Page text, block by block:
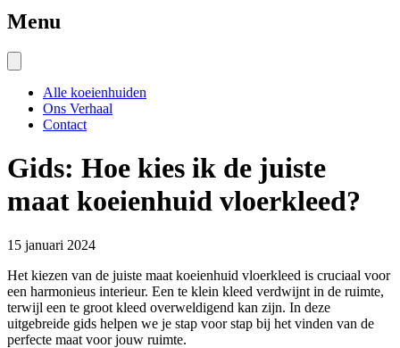
Menu
Alle koeienhuiden
Ons Verhaal
Contact
Gids: Hoe kies ik de juiste
maat koeienhuid vloerkleed?
15 januari 2024
Het kiezen van de juiste maat koeienhuid vloerkleed is cruciaal voor
een harmonieus interieur. Een te klein kleed verdwijnt in de ruimte,
terwijl een te groot kleed overweldigend kan zijn. In deze
uitgebreide gids helpen we je stap voor stap bij het vinden van de
perfecte maat voor jouw ruimte.